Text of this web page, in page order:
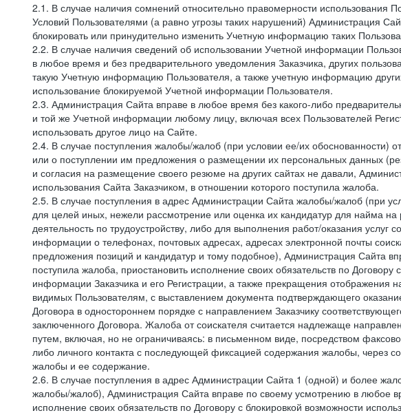
2.1. В случае наличия сомнений относительно правомерности
Условий Пользователями (а равно угрозы таких нарушений) Администрация
блокировать или принудительно изменить Учетную информацию таких
2.2. В случае наличия сведений об использовании Учетной информации
в любое время и без предварительного уведомления Заказчика, других
такую Учетную информацию Пользователя, а также учетную информацию
использование блокируемой Учетной информации Пользователя.
2.3. Администрация Сайта вправе в любое время без какого-либо
и той же Учетной информации любому лицу, включая всех Пользователей
использовать другое лицо на Сайте.
2.4. В случае поступления жалобы/жалоб (при условии ее/их обоснованности)
или о поступлении им предложения о размещении их персональных данных
и согласия на размещение своего резюме на других сайтах не давали,
использования Сайта Заказчиком, в отношении которого поступила жалоба.
2.5. В случае поступления в адрес Администрации Сайта жалобы/жалоб (при
для целей иных, нежели рассмотрение или оценка их кандидатур для найма
деятельность по трудоустройству, либо для выполнения работ/оказания услуг
информации о телефонах, почтовых адресах, адресах электронной почты
предложения позиций и кандидатур и тому подобное), Администрация Сайта
поступила жалоба, приостановить исполнение своих обязательств по
информации Заказчика и его Регистрации, а также прекращения отображения
видимых Пользователям, с выставлением документа подтверждающего
Договора в одностороннем порядке с направлением Заказчику
заключенного Договора. Жалоба от соискателя считается надлежаще
путем, включая, но не ограничиваясь: в письменном виде, посредством
либо личного контакта с последующей фиксацией содержания жалобы, через
жалобы и ее содержание.
2.6. В случае поступления в адрес Администрации Сайта 1 (одной) и более
жалобы/жалоб), Администрация Сайта вправе по своему усмотрению в любое
исполнение своих обязательств по Договору с блокировкой возможности